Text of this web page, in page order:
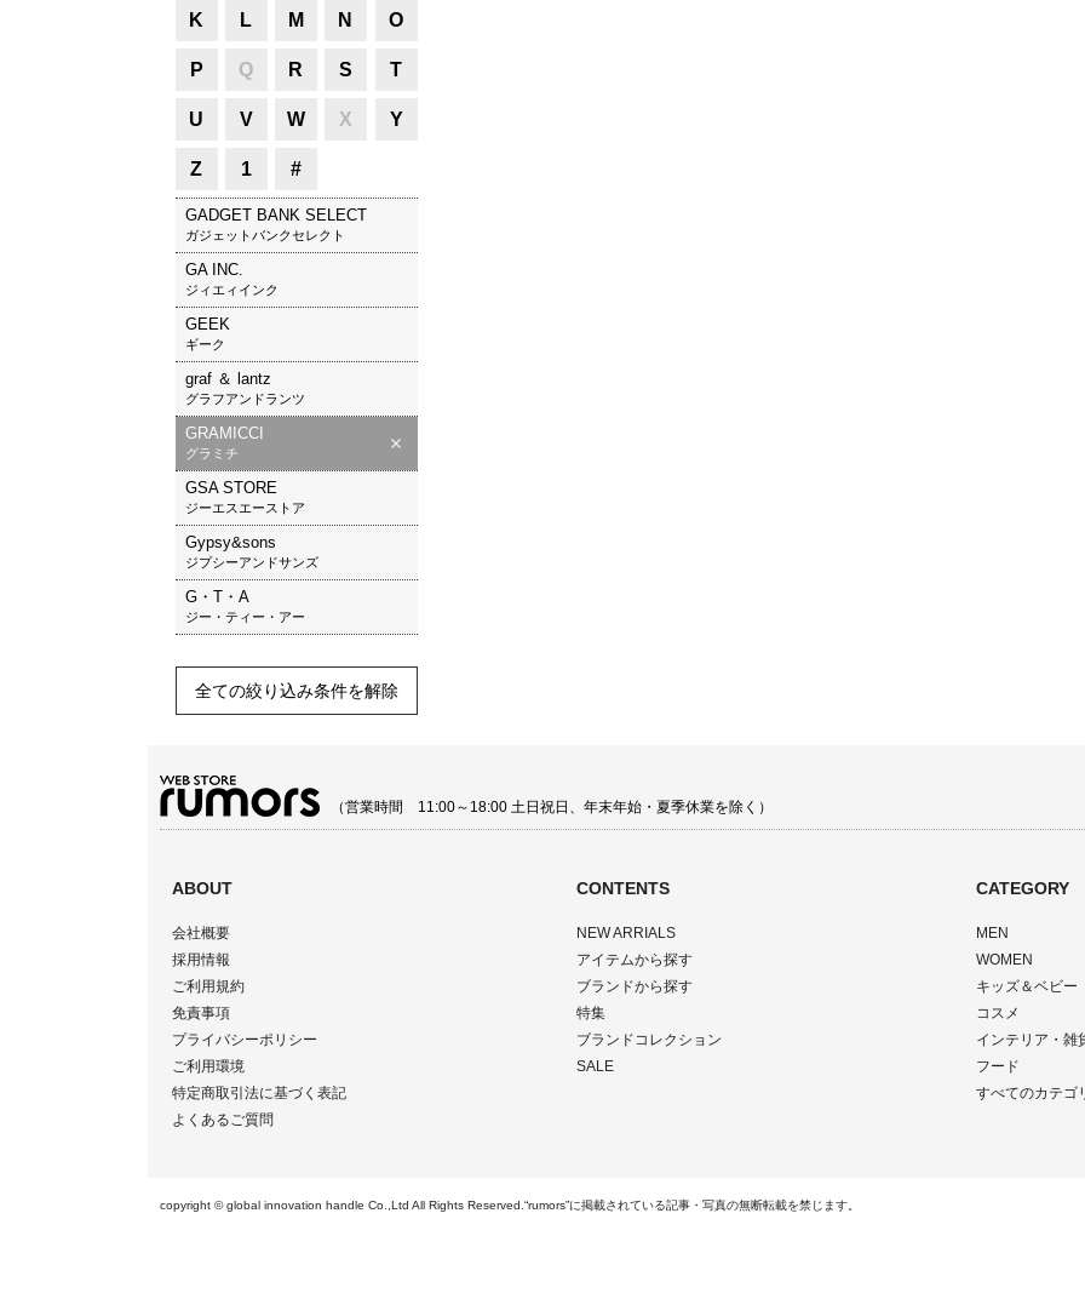
K L M N O
P Q R S T
U V W X Y
Z 1 #
GADGET BANK SELECT
ガジェットバンクセレクト
GA INC.
ジィエィインク
GEEK
ギーク
graf ＆ lantz
グラフアンドランツ
GRAMICCI
グラミチ
GSA STORE
ジーエスエーストア
Gypsy&sons
ジプシーアンドサンズ
G・T・A
ジー・ティー・アー
全ての絞り込み条件を解除
（営業時間 11:00～18:00 土日祝日、年末年始・夏季休業を除く）
ABOUT
会社概要
採用情報
ご利用規約
免責事項
プライバシーポリシー
ご利用環境
特定商取引法に基づく表記
よくあるご質問
CONTENTS
NEW ARRIALS
アイテムから探す
ブランドから探す
特集
ブランドコレクション
SALE
CATEGORY
MEN
WOMEN
キッズ＆ベビー
コスメ
インテリア・雑
フード
すべてのカテゴ
copyright © global innovation handle Co.,Ltd All Rights Reserved.“rumors”に掲載されている記事・写真の無断転載を禁じます。